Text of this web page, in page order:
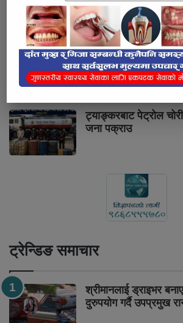
कैलालीमा एकैदिन तीन
कैलालीमा एकैदिन तीन
ट्याङ्करबाट पेट्रोल
जना पक्राउ
ट्रेन्डिङ समाचार
श्रीमानलाई ड्राइभर
दुरुपयोग गर्दै उपप्रमुख